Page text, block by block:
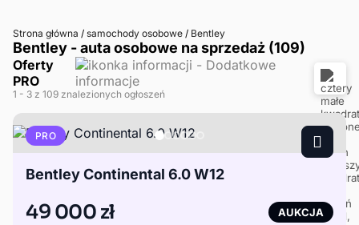
Strona główna / samochody osobowe / Bentley
Bentley - auta osobowe na sprzedaż (109)
Oferty
PRO
1 - 3 z 109 znalezionych ogłoszeń
PRO
Bentley Continental 6.0 W12
49 000 zł AUKCJA